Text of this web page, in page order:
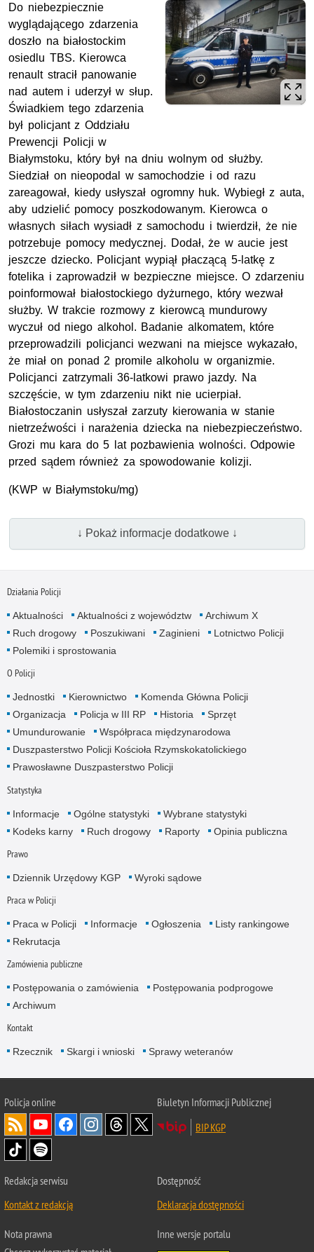
Do niebezpiecznie
wyglądającego zdarzenia
doszło na białostockim
osiedlu TBS. Kierowca
renault stracił panowanie
nad autem i uderzył w słup.
Świadkiem tego zdarzenia
był policjant z Oddziału
Prewencji Policji w
Białymstoku, który był na dniu wolnym od służby.
Siedział on nieopodal w samochodzie i od razu
zareagował, kiedy usłyszał ogromny huk. Wybiegł z auta,
aby udzielić pomocy poszkodowanym. Kierowca o
własnych siłach wysiadł z samochodu i twierdził, że nie
potrzebuje pomocy medycznej. Dodał, że w aucie jest
jeszcze dziecko. Policjant wypiął płaczącą 5-latkę z
fotelika i zaprowadził w bezpieczne miejsce. O zdarzeniu
poinformował białostockiego dyżurnego, który wezwał
służby. W trakcie rozmowy z kierowcą mundurowy
wyczuł od niego alkohol. Badanie alkomatem, które
przeprowadzili policjanci wezwani na miejsce wykazało,
że miał on ponad 2 promile alkoholu w organizmie.
Policjanci zatrzymali 36-latkowi prawo jazdy. Na
szczęście, w tym zdarzeniu nikt nie ucierpiał.
Białostoczanin usłyszał zarzuty kierowania w stanie
nietrzeźwości i narażenia dziecka na niebezpieczeństwo.
Grozi mu kara do 5 lat pozbawienia wolności. Odpowie
przed sądem również za spowodowanie kolizji.
(KWP w Białymstoku/mg)
↓ Pokaż informacje dodatkowe ↓
Działania Policji
Aktualności Aktualności z województw
Archiwum X
Ruch drogowy
Poszukiwani Zaginieni
Lotnictwo Policji
Polemiki i sprostowania
O Policji
Jednostki Kierownictwo
Komenda Główna Policji
Organizacja
Policja w III RP Historia
Sprzęt
Umundurowanie
Współpraca międzynarodowa
Duszpasterstwo Policji Kościoła Rzymskokatolickiego
Prawosławne Duszpasterstwo Policji
Statystyka
Informacje Ogólne statystyki
Wybrane statystyki
Kodeks karny
Ruch drogowy Raporty Opinia publiczna
Prawo
Dziennik Urzędowy KGP Wyroki sądowe
Praca w Policji
Praca w Policji Informacje Ogłoszenia
Listy rankingowe
Rekrutacja
Zamówienia publiczne
Postępowania o zamówienia
Postępowania podprogowe
Archiwum
Kontakt
Rzecznik Skargi i wnioski Sprawy weteranów
Policjaonline
Biuletyn Informacji Publicznej
BIP KGP
Redakcja serwisu
Kontakt z redakcją
Dostępność
Deklaracja dostępności
Nota prawna
Inne wersje portalu